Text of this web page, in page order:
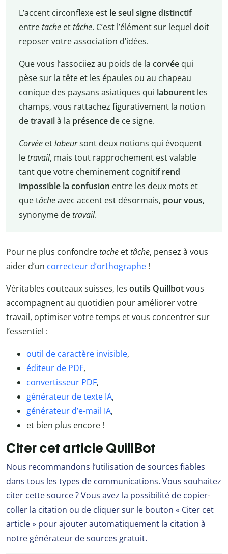
L’accent circonflexe est le seul signe distinctif
entretache ettâche. C’est l’élément sur lequel doit
reposer votre association d’idées.
Que vous l’associiez au poids de la corvée qui
pèse sur la tête et les épaules ou au chapeau
conique des paysans asiatiques qui labourent les
champs, vous rattachez figurativement la notion
detravailà la présencede ce signe.
Corvéeetlabeursont deux notions qui évoquent
letravail, mais tout rapprochement est valable
tant que votre cheminement cognitifrend
impossible la confusion entre les deux mots et
que tâcheavec accent est désormais, pour vous,
synonyme detravail.
Pour ne plus confondretache ettâche, pensez à vous
aider d’un correcteur d’orthographe !
Véritables couteaux suisses, les outils Quillbotvous
accompagnent au quotidien pour améliorer votre
travail, optimiser votre temps et vous concentrer sur
l’essentiel :
outil de caractère invisible,
éditeur de PDF,
convertisseur PDF,
générateur de texte IA,
générateur d’e-mail IA,
et bien plus encore !
Citer cet article QuillBot
Nous recommandons l’utilisation de sources fiables
dans tous les types de communications. Vous souhaitez
citer cette source ? Vous avez la possibilité de copier-
coller la citation ou de cliquer sur le bouton « Citer cet
article » pour ajouter automatiquement la citation à
notre générateur de sources gratuit.